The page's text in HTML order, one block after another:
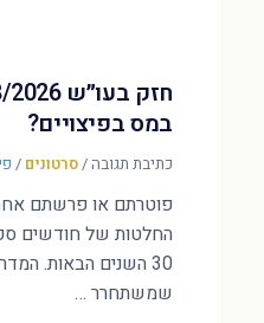
במס בפיצויים?
כתיבת תגובה/סרטונים /
החלטות של חודשים
30 השנים הבאות.
שמשתחרר …